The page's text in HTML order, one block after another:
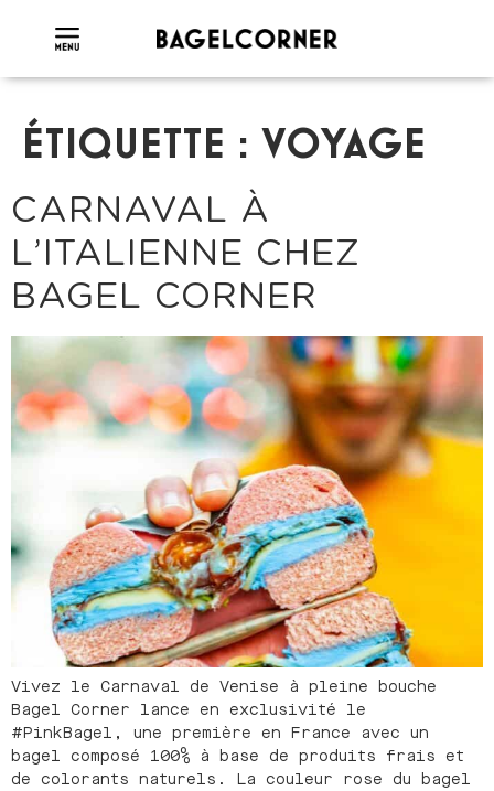
ÉTIQUETTE : VOYAGE
CARNAVAL À
L’ITALIENNE CHEZ
BAGEL CORNER
Vivez le Carnaval de Venise à pleine bouche
Bagel Corner lance en exclusivité le
#PinkBagel, une première en France avec un
bagel composé 100% à base de produits frais et
de colorants naturels. La couleur rose du bagel